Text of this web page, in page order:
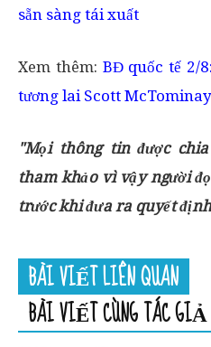
sẵn sàng tái xuất
Xem thêm: BĐ quốc tế 2/
tương lai Scott McTominay
"Mọi thông tin được
tham khảo vì vậy người
trước khi đưa ra quyết
BÀI VIẾT LIÊN QUAN
BÀI VIẾT CÙNG TÁC GIẢ